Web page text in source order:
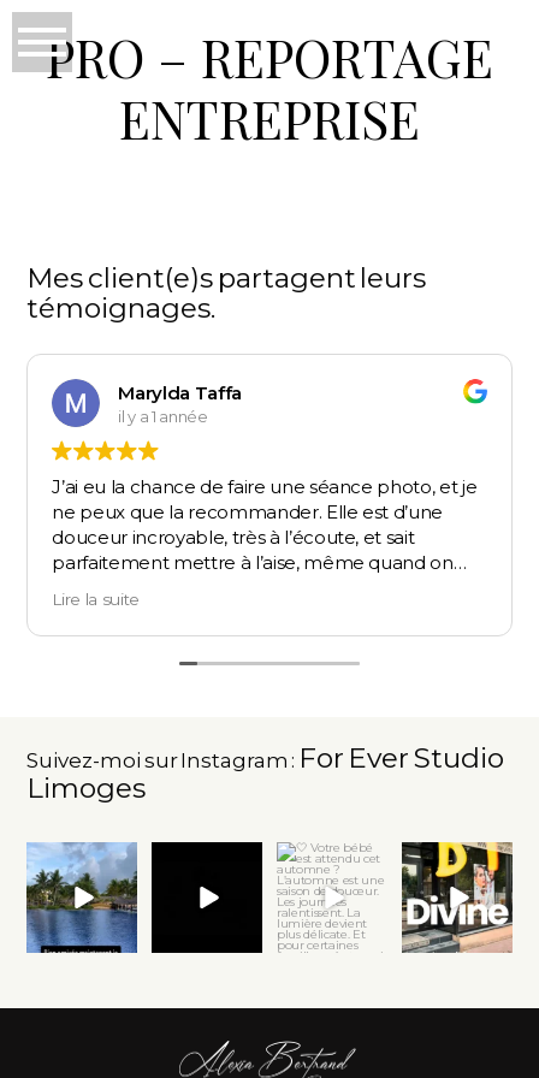
PRO – REPORTAGE
ENTREPRISE
Mes client(e)s partagent leurs
témoignages.
Marylda Taffa
il y a 1 année
J’ai eu la chance de faire une séance photo, et je
ne peux que la recommander. Elle est d’une
douceur incroyable, très à l’écoute, et sait
parfaitement mettre à l’aise, même quand on
n’est pas à l’aise devant l’objectif. Elle guide avec
jamais forcer les choses. Ce qui lui tient à cœur -
que les gens se reconnaissent sur les photos – se
Lire la suite
Suivez-moi sur Instagram : For Ever Studio
Limoges
9
automne ?
...
🤍 Votre bébé est
attendu cet
automne ?
...
3 2
✨ Lien en bio
pour
reservation.
Pourquoi j’ai...
9 2